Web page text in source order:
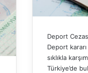
Deport
Deport
sıklıkla
Türkiye’de